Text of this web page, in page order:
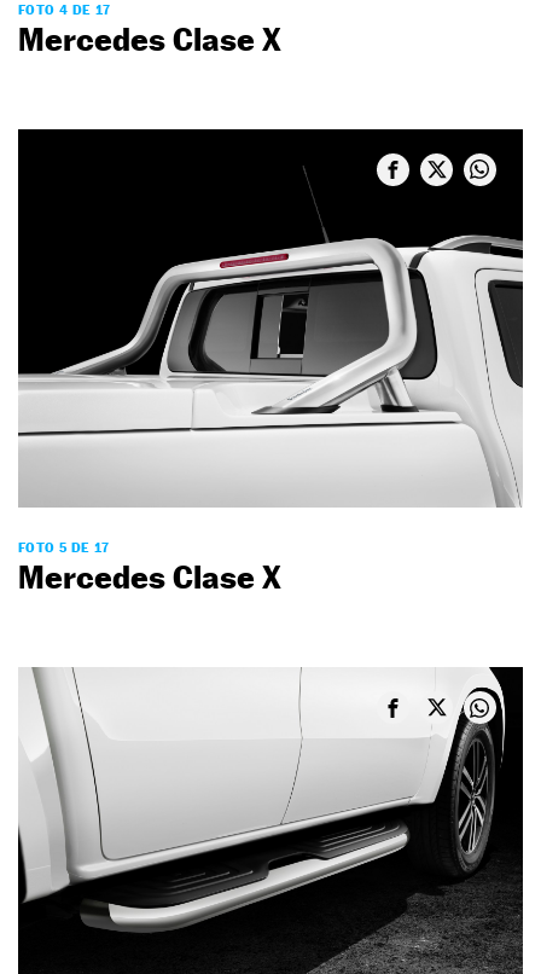
FOTO 4 DE 17
Mercedes Clase X
FOTO 5 DE 17
Mercedes Clase X